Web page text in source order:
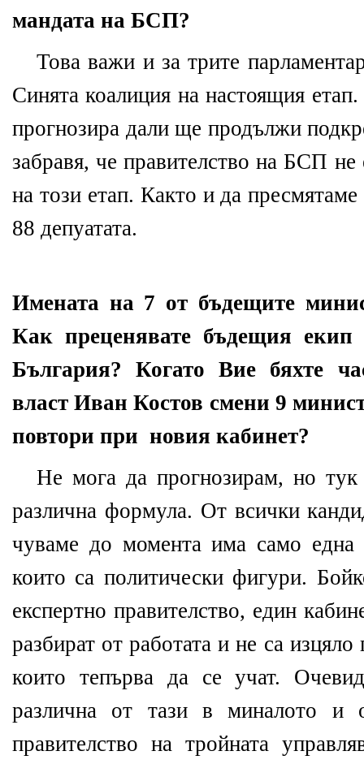
мандата на БСП?
Това важи и за трите
Синята коалиция на настоящия
прогнозира дали ще продължи
забравя, че правителство на БСП
на този етап. Както и да
88 депуатата.
Имената на 7 от бъдещите
Как преценявате бъдещия
България? Когато Вие бяхте
власт Иван Костов смени 9
повтори при новия кабинет?
Не мога да прогнозирам, но
различна формула. От всички
чуваме до момента има само една
които са политически фигури.
експертно правителство, един
разбират от работата и не са
които тепърва да се учат.
различна от тази в миналото и
правителство на тройната